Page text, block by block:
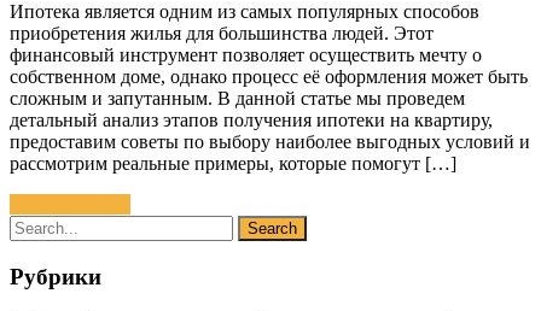
Ипотека является одним из самых популярных способов
приобретения жилья для большинства людей. Этот
финансовый инструмент позволяет осуществить мечту о
собственном доме, однако процесс её оформления может быть
сложным и запутанным. В данной статье мы проведем
детальный анализ этапов получения ипотеки на квартиру,
предоставим советы по выбору наиболее выгодных условий и
рассмотрим реальные примеры, которые помогут […]
Рубрики